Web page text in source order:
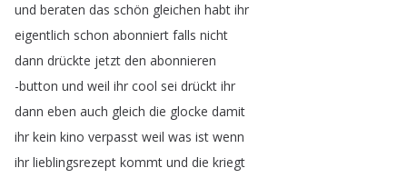
und beraten das schön gleichen habt ihr
eigentlich schon abonniert falls nicht
dann drückte jetzt den abonnieren
-button und weil ihr cool sei drückt ihr
dann eben auch gleich die glocke damit
ihr kein kino verpasst weil was ist wenn
ihr lieblingsrezept kommt und die kriegt